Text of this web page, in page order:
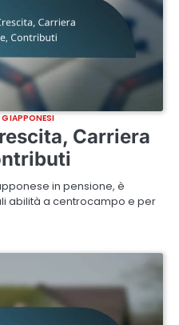
Carriera
in pensione, è
abilità a centrocampo e per